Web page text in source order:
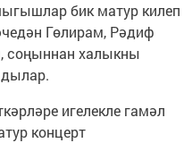
бик матур килеп
Гөлирам, Рәдиф
соңыннан халыкны
игелекле гамәл
концерт